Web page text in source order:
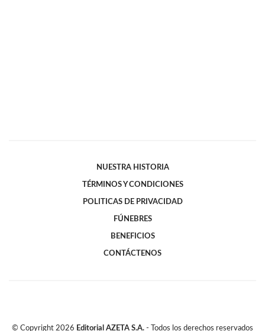
NUESTRA HISTORIA
TÉRMINOS Y CONDICIONES
POLITICAS DE PRIVACIDAD
FÚNEBRES
BENEFICIOS
CONTÁCTENOS
© Copyright 2026 Editorial AZETA S.A. - Todos los derechos reservados